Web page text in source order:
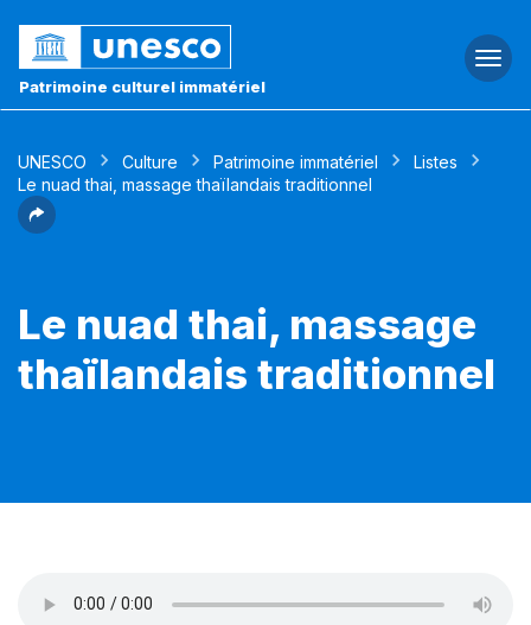
Patrimoine culturel immatériel
UNESCO Culture Patrimoine immatériel
Listes
Le nuad thai, massage thaïlandais traditionnel
Le nuad thai, massage
thaïlandais traditionnel